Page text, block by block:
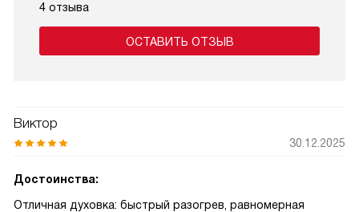
4 отзыва
ОСТАВИТЬ ОТЗЫВ
Виктор
30.12.2025
Достоинства:
Отличная духовка: быстрый разогрев, равномерная